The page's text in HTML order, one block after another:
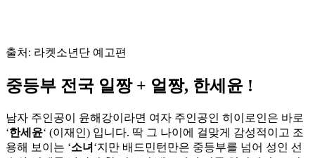
출처: 라켓소년단 예고편
중등부 전국 일짱 + 얼짱, 한세윤 !
남자 주인공이 윤해강이라면 여자 주인공인 히이로인은 바로
‘한세윤‘ (이재인) 입니다. 딱 그 나이에 걸맞게 감성적이고 조
용해 보이는 ‘소녀 ‘지만 배드민턴만은 중등부를 넘어 성인 선